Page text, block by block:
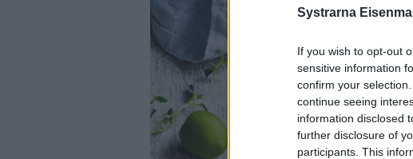
Systrarna
If you wish to opt-out
sensitive information
confirm your
continue seeing
information disclosed
further disclosure of
participants. This